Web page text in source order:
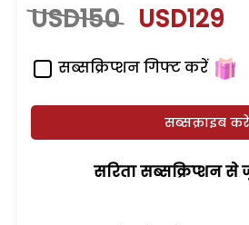
USD150 USD129
सब्सक्रिप्शन गिफ्ट करें
सब्सक्राइब करें
सरिता सब्सक्रिप्शन से